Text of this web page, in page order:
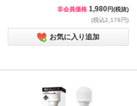
非会員価格 1,980円(税抜)
(税込2,178円)
お気に入り追加